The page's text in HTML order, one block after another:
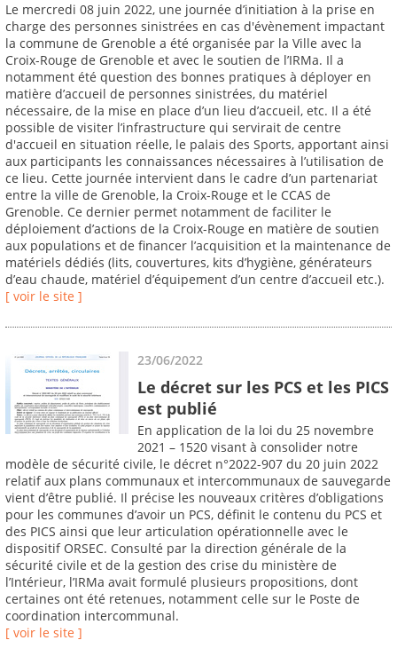
Le mercredi 08 juin 2022, une journée d’initiation à la prise en
charge des personnes sinistrées en cas d'évènement impactant
la commune de Grenoble a été organisée par la Ville avec la
Croix-Rouge de Grenoble et avec le soutien de l’IRMa. Il a
notamment été question des bonnes pratiques à déployer en
matière d’accueil de personnes sinistrées, du matériel
nécessaire, de la mise en place d’un lieu d’accueil, etc. Il a été
possible de visiter l’infrastructure qui servirait de centre
d'accueil en situation réelle, le palais des Sports, apportant ainsi
aux participants les connaissances nécessaires à l’utilisation de
ce lieu. Cette journée intervient dans le cadre d’un partenariat
entre la ville de Grenoble, la Croix-Rouge et le CCAS de
Grenoble. Ce dernier permet notamment de faciliter le
déploiement d’actions de la Croix-Rouge en matière de soutien
aux populations et de financer l’acquisition et la maintenance de
matériels dédiés (lits, couvertures, kits d’hygiène, générateurs
d’eau chaude, matériel d’équipement d’un centre d’accueil etc.).
[ voir le site ]
23/06/2022
Le décret sur les PCS et les PICS
est publié
En application de la loi du 25 novembre
2021 – 1520 visant à consolider notre
modèle de sécurité civile, le décret n°2022-907 du 20 juin 2022
relatif aux plans communaux et intercommunaux de sauvegarde
vient d’être publié. Il précise les nouveaux critères d’obligations
pour les communes d’avoir un PCS, définit le contenu du PCS et
des PICS ainsi que leur articulation opérationnelle avec le
dispositif ORSEC. Consulté par la direction générale de la
sécurité civile et de la gestion des crise du ministère de
l’Intérieur, l’IRMa avait formulé plusieurs propositions, dont
certaines ont été retenues, notamment celle sur le Poste de
coordination intercommunal.
[ voir le site ]